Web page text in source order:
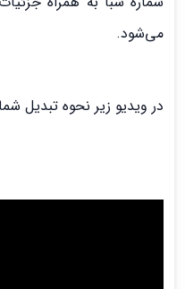
می‌شود.
در ویدیو زیر نحوه تبدیل